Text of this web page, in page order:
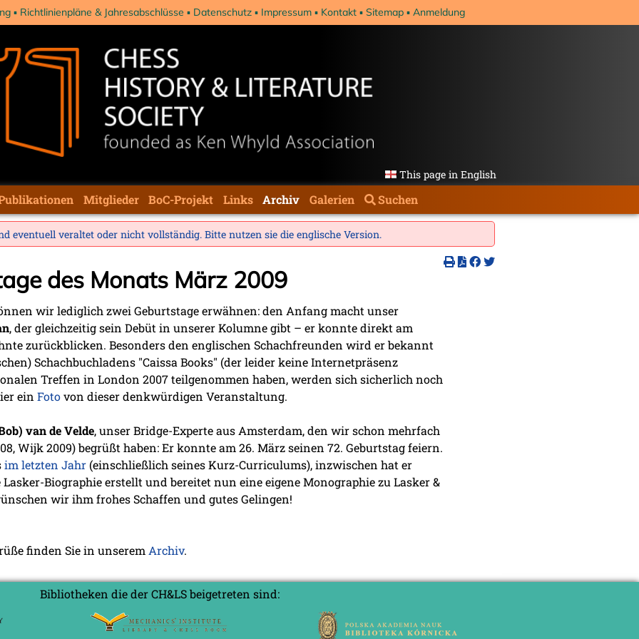
Richtlinienpläne & Jahresabschlüsse Datenschutz Impressum Kontakt Sitemap Anmeldung
This page in English
Mitglieder BoC-Projekt Links Archiv Galerien Suchen
eventuell veraltet oder nicht vollständig. Bitte nutzen sie die englische Version.
des Monats März 2009
wir lediglich zwei Geburtstage erwähnen: den Anfang macht unser
, der gleichzeitig sein Debüt in unserer Kolumne gibt – er konnte direkt am
zurückblicken. Besonders den englischen Schachfreunden wird er bekannt
Schachbuchladens "Caissa Books" (der leider keine Internetpräsenz
Treffen in London 2007 teilgenommen haben, werden sich sicherlich noch
ein Fotovon dieser denkwürdigen Veranstaltung.
van de Velde, unser Bridge-Experte aus Amsterdam, den wir schon mehrfach
Wijk 2009) begrüßt haben: Er konnte am 26. März seinen 72. Geburtstag feiern.
im letzten Jahr(einschließlich seines Kurz-Curriculums), inzwischen hat er
Biographie erstellt und bereitet nun eine eigene Monographie zu Lasker &
wir ihm frohes Schaffen und gutes Gelingen!
finden Sie in unseremArchiv.
Bibliotheken die der CH&LS beigetreten sind: